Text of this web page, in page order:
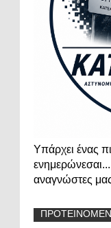
Υπάρχει ένας
αναγνώστες